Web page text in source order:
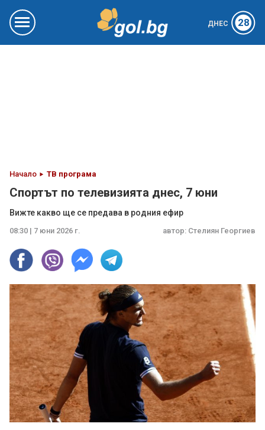
ДНЕС 28
Начало ТВ програма
Спортът по телевизията днес, 7 юни
Вижте какво ще се предава в родния ефир
08:30 | 7 юни 2026 г. автор: Стелиян Георгиев